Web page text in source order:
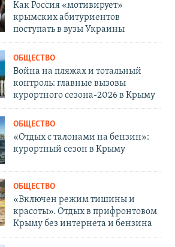
Как Россия «мотивирует»
крымских абитуриентов
поступать в вузы Украины
ОБЩЕСТВО
Война на пляжах и тотальный
контроль: главные вызовы
курортного сезона-2026 в Крыму
ОБЩЕСТВО
«Отдых с талонами на бензин»:
курортный сезон в Крыму
ОБЩЕСТВО
«Включен режим тишины и
красоты». Отдых в прифронтовом
Крыму без интернета и бензина